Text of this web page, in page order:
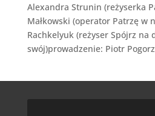
Alexandra Strunin (reżyserka
Małkowski (operator Patrzę w
Rachkelyuk (reżyser Spójrz na
swój)prowadzenie: Piotr